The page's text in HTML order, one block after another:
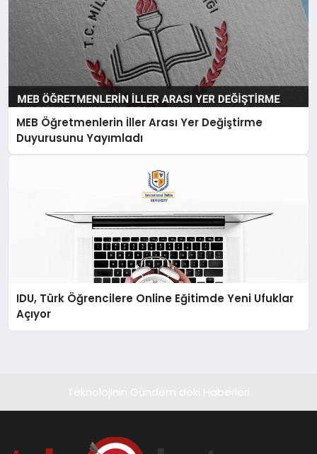
MEB Öğretmenlerin İller Arası Yer Değiştirme
Duyurusunu Yayımladı
IDU, Türk Öğrencilere Online Eğitimde Yeni Ufuklar
Açıyor